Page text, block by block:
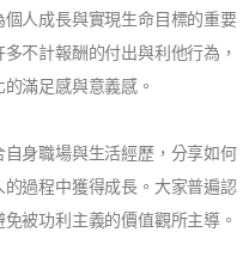
人成長與實現生命目標的重要
不計報酬的付出與利他行為，
滿足感與意義感。
身職場與生活經歷，分享如何
過程中獲得成長。大家普遍認
被功利主義的價值觀所主導。